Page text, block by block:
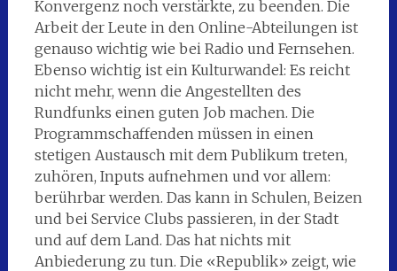
Konvergenz noch verstärkte, zu beenden. Die
Arbeit der Leute in den Online-Abteilungen ist
genauso wichtig wie bei Radio und Fernsehen.
Ebenso wichtig ist ein Kulturwandel: Es reicht
nicht mehr, wenn die Angestellten des
Rundfunks einen guten Job machen. Die
Programmschaffenden müssen in einen
stetigen Austausch mit dem Publikum treten,
zuhören, Inputs aufnehmen und vor allem:
berührbar werden. Das kann in Schulen, Beizen
und bei Service Clubs passieren, in der Stadt
und auf dem Land. Das hat nichts mit
Anbiederung zu tun. Die «Republik» zeigt, wie